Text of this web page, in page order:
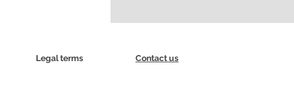
Legal terms Contact us